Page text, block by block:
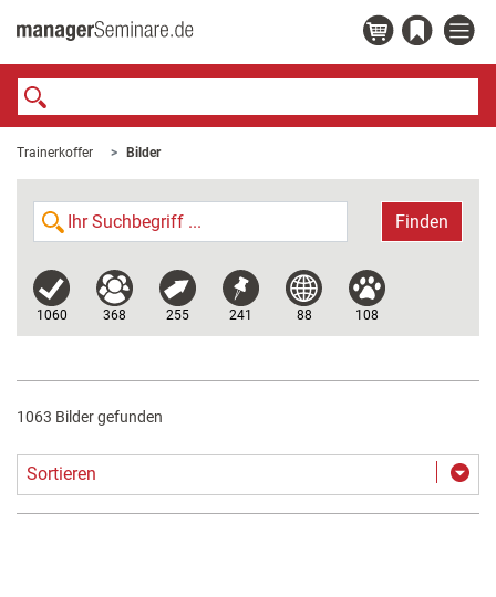
Trainerkoffer Bilder
Finden
1060 368 255 241 88 108
1063 Bilder gefunden
Sortieren